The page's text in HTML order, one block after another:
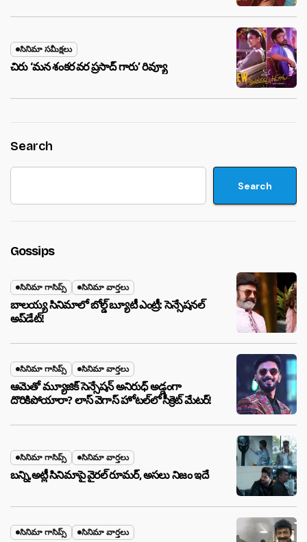
సినిమా సమీక్షలు
చిరు ‘మ‌న శంక‌ర వ‌ర ప్ర‌సాద్ గారు’ రివ్యూ
Search
Search
Gossips
సినిమా గాసిప్స్ సినిమా వార్తలు
బాలయ్య సినిమాలో బోల్డ్ బ్యూటీ ఎంట్రీ: సెన్సేషనల్
అప్‌డేట్!
సినిమా గాసిప్స్ సినిమా వార్తలు
ఆమెతో మ్యూజిక్ సెన్సేషన్ అనిరుధ్ అడ్డంగా
దొరికిపోయారా? లాస్ వెగాస్ హోటల్‌లో సీక్రెట్ మేటర్!
సినిమా గాసిప్స్ సినిమా వార్తలు
బన్ని,అట్లీ సినిమాపై వైరల్ రూమర్, అసలు నిజం ఇదే
సినిమా గాసిప్స్ సినిమా వార్తలు